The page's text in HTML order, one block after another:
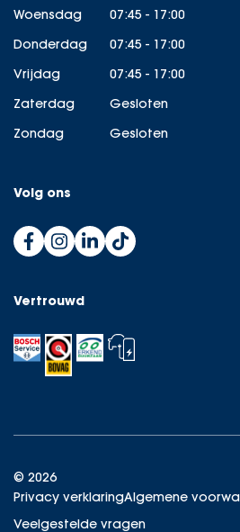
Woensdag
07:45 - 17:00
Donderdag
07:45 - 17:00
Vrijdag
07:45 - 17:00
Zaterdag
Gesloten
Zondag
Gesloten
Volg ons
Vertrouwd
© 2026
Privacy verklaringAlgemene
Veelgestelde vragen